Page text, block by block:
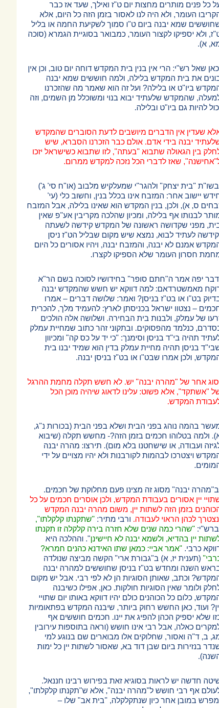
כל פנים מותרים מחצות יום ט"ז ואילך, שעד אז כבר
העומר, ולא היה לנו לאסור בזמן הזה כל היום, אלא
שמא יבנה ביום ט"ו סמוך לשקיעת החמה או בליל
ולא יספיקו לקצור העומר, כמבואר בסוגיית הגמרא (סוכה
א).
שאל רש"י: הרי אין בנין בית המקדש דוחה יום טוב, וכן אין
את בית המקדש בלילה, ולמה חוששים שמא יבנה
ביו"ט או בלילה? ועל זה הוא שאמר מה שהזכרנו
שהמקדש שלעתיד יבוא בנוי ומשוכלל מן השמים, וזה
להיות גם ביו"ט ובלילה.
שעדין אין הדברים מיושבים לדעת הסוברים שהמקדש
יבנה בידי אדם. אולם כבר הזכרנו הסברא, שיש
בין הגאולה שתבוא "בעתה", לזו שתבוא כשישראל יזכו
שאז לדברי הכל נזכה למקדש ממרום.
"בית יצחק" ולהגר"י שמעלקיש מלבוב (או"ח סי' ג')
יישוב אחר: המזבח אינו בכלל בנין, וחשוב כלי (עי'
ס, א), ולכן, בנין המקדש הוא שאינו בלילה, אבל המזבח
לבנותו אף בלילה, ומכיון שהלכה מקריבין אע"פ שאין
מפני שקדושה ראשונה של המקדש קידשה לשעתה
לעתיד לבוא, נמצא שיש מקום שבליל הט"ז ניסן
אמנם לא יבנה, והמזבח יבנה, ויהיו אסורים כל היום
חסרון העומר שלא הספיקו לקצרו.
יפה אמר ה"חתם סופר" בחידושיו לסוכה בשם הר"א
מאמשטרדאם: למה דווקא יש חשש שהמקדש יבנה
בט"ו או בט"ז בניסן? ואמר: שלושה דברים – אמרו
– נצטוו ישראל בכניסתן לארץ: להעמיד מלך, להכרית
של עמלק, ולבנות בית הבחירה. ושלושה אלה הולכים
כנלמד מהפסוקים. ובתקוני זהר כתוב שמחיית עמלק
תהיה בי"ד בניסן וסימנך: "כי יד על כס קה" ומכיוון
בניסן תהיה מחיית עמלק בדין הוא שמיד יבנו בית
ולכן אמרו שבט"ו או בט"ז בניסן יבנה.
אחר של "מהרה יבנה" יש. לא חשש תקלה מחמת ההרגל
"אשתקד", אלא פשוט: עלינו לדאוג שיהיה מוכן הכל
המקדש.
בהמה נוהג בפני הבית ושלא בפני הבית (בכורות נ"ג,
ולמה בטלוהו חכמים בזמן הזה?- מחשש תקלה (שיבוא
ועבודה, או שישחטנו בלא מום). תירצו: מהרה יבנה
ויצטרכו לבהמות לקורבנות ולא יהיו מצויים על ידי
יבנה" מסוג זה מצינו פעם מחלוקת של חכמים.
יין אסורים בעבודת המקדש, ולכן אוסרים חכמים על כל
בזמן הזה לשתות יין, משום מהרה יבנה המקדש
לכהן הראוי לעבודה. ורבי מתיר: "שתקנתו קלקלתו",
"שהרי כמה שנים שלא חזרה בירה קלקלה זו תקנתו
יין בהדיא, ולשמא יבנה לא חיישינן". וההלכה היא
כרבי. "אמר אביי: כמאן שתו האידנא כהנים חמרא?
(תענית יז, א) ב"גבורת ארי" הקשה מביצה שנולדה
השנה ומחדש בט"ז בניסן שחוששים למהרה יבנה
וכתב, שאותן הסוגיות הן לא לפי רבי. אבל יש מקום
ולומר שאין הסוגיות חולקות. כאן, אפילו כשיבנה
כלום כל הכוהנים כולם יהיו דווקא באותו יום שתויי
ועוד, כאן החשש רחוק ביותר, שיבנה המקדש בפתאומיות
שלא יספיק הכהן להפיג את יינו. חכמים חוששים אף
כאלה, אבל רבי אינו חושש (וראה בתוספות עירובין
ב, ד"ה ואסור, שחלוקים אלו מבוארים שם בנוגע למי
בנזירות ביום שבן דוד בא, שאסור לשתות יין כל ימות
חדשה יש לראות בסוגיא זאת בפירוש רבינו חננאל.
אף רבי חושש ל"מהרה יבנה", אלא ש"תקנתו קלקלתו",
במובן אחר כיון שנתקלקלה, "בית אב" שלו –